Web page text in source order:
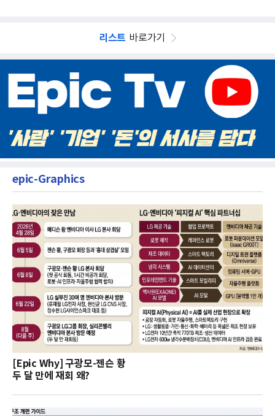
리스트 바로가기
epic-Graphics
[Epic Why] 구광모-젠슨 황
두 달 만에 재회 왜?